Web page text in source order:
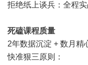
拒绝纸上谈兵：全程
死磕课程质量
2年数据沉淀 + 数月精
快准狠三原则：